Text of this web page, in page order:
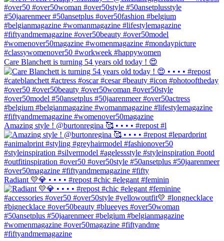
Care Blanchett is turning 54 years old today ! 😍
Amazing style ! @burtonregina 🥰 • • • • #repost #l
Radiant 💛💎 • • • • #repost #chic #elegant #feminin